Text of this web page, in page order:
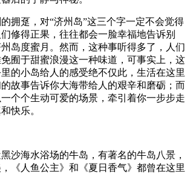
趸，对“济州岛”这三个字一定不会觉得
修得正果，往往都会一脸幸福地告诉别
岛度蜜月。然而，这种事听得多了，人们
囿于甜蜜浪漫这一种味道，可事实上，这
的小岛给人的感受绝不仅此，生活在这里
故事告诉你大海带给人的艰辛和磨砺；而
个个生动可爱的场景，牵引着你一步步走
快乐。
海水浴场的牛岛，有著名的牛岛八景，
《人鱼公主》和《夏日香气》都曾在这里